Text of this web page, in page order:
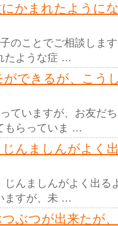
かまれたように
のことでご相談しま
たような症 …
できるが、こう
ていますが、お友だ
もらっていま …
んましんがよく
じんましんがよく出る
ますが、未 …
ぶつが出来たが